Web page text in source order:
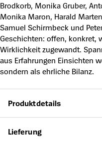
Brodkorb, Monika Gruber,
Monika Maron, Harald
Samuel Schirmbeck und
Geschichten: offen, konkret,
Wirklichkeit zugewandt.
aus Erfahrungen Einsichten
sondern als ehrliche Bilanz.
Produktdetails
Lieferung